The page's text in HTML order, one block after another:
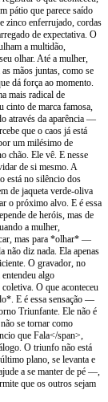
pátio que parece saído
zinco enferrujado, cordas
de expectativa. O
a multidão,
olhar. Até a mulher,
mãos juntas, como se
dá força ao momento.
mais radical de
cinto de marca famosa,
através da aparência —
que o caos já está
um milésimo de
chão. Ele vê. E nesse
de si mesmo. A
está no silêncio dos
de jaqueta verde-oliva
o próximo alvo. E é essa
de heróis, mas de
a mulher,
mas para *olhar* —
diz nada. Ela apenas
O gravador, no
algo
O que aconteceu
E é essa sensação —
Triunfante. Ele não é
se tornar como
que Fala</span>,
O triunfo não está
plano, se levanta e
a se manter de pé —,
que os outros sejam